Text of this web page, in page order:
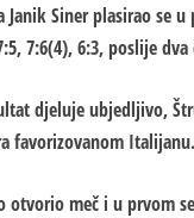
Janik Siner plasirao se
7:6(4), 6:3, poslije
djeluje ubjedljivo,
favorizovanom Italijanu.
otvorio meč i u prvom